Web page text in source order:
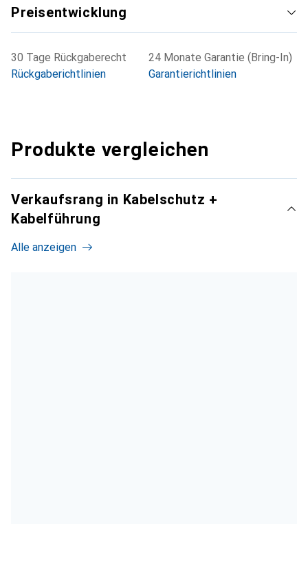
Preisentwicklung
30 Tage Rückgaberecht
Rückgaberichtlinien
24 Monate Garantie (Bring-In)
Garantierichtlinien
Produkte vergleichen
Verkaufsrang in Kabelschutz +
Kabelführung
Alle anzeigen